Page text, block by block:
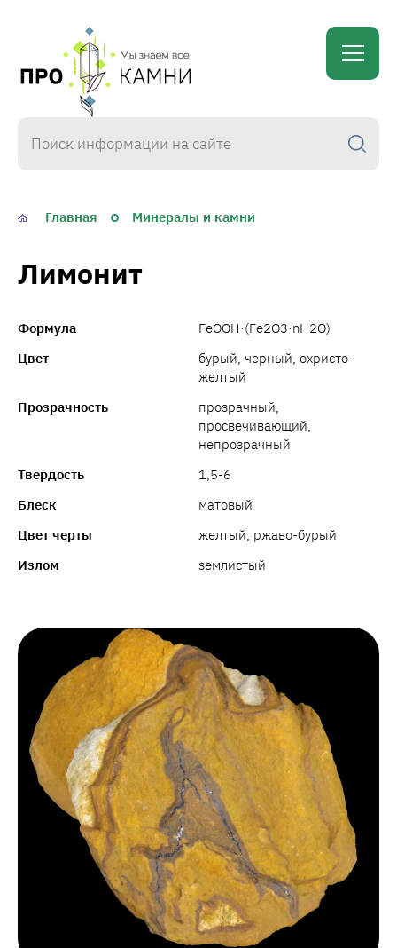
proKamni
Главная Минералы и камни
Лимонит
Формула
FeOOH·(Fe2O3·nH2O)
Цвет
бурый, черный, охристо-
желтый
Прозрачность
прозрачный,
просвечивающий,
непрозрачный
Твердость
1,5-6
Блеск
матовый
Цвет черты
желтый, ржаво-бурый
Излом
землистый